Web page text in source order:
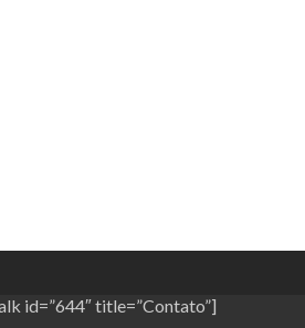
id=”644″ title=”Contato”]